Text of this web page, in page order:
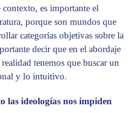
es importante el
porque son mundos que
categorías objetivas sobre la
decir que en el abordaje
tenemos que buscar un
y lo intuitivo.
las ideologías nos impiden